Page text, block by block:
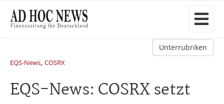
Unterrubriken
EQS-News, COSRX
EQS-News: COSRX setzt